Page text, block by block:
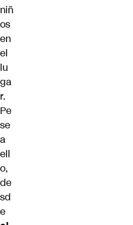
niñ
os
en
el
lu
ga
r.
Pe
se
a
ell
o,
de
sd
e